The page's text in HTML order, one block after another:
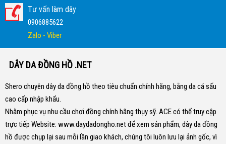
Tư vấn làm dây
0906885622
Zalo - Viber
DÂY DA ĐỒNG HỒ .NET
Shero chuyên dây da đồng hồ theo tiêu chuẩn chính hãng, bằng da cá sấu
cao cấp nhập khẩu.
Nhằm phục vụ nhu cầu chơi đồng chính hãng thụy sỹ. ACE có thể truy cập
trực tiếp Website: www.daydadongho.netđể xem sản phẩm, dây da đồng
hồ được chụp lại sau mỗi lần giao khách, chúng tôi luôn lưu lại ảnh gốc, vì